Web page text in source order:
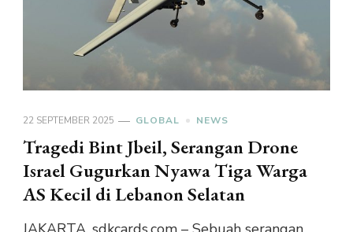
22 SEPTEMBER 2025 GLOBAL NEWS
Tragedi Bint Jbeil, Serangan Drone
Israel Gugurkan Nyawa Tiga Warga
AS Kecil di Lebanon Selatan